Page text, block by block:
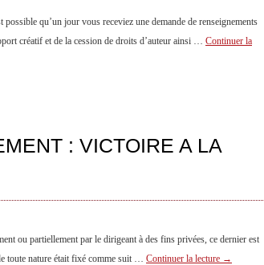
qu’un jour vous receviez une demande de renseignements
créatif et de la cession de droits d’auteur ainsi … Continuer la
: VICTOIRE A LA
ou partiellement par le dirigeant à des fins privées, ce dernier est
toute nature était fixé comme suit … Continuer la lecture →